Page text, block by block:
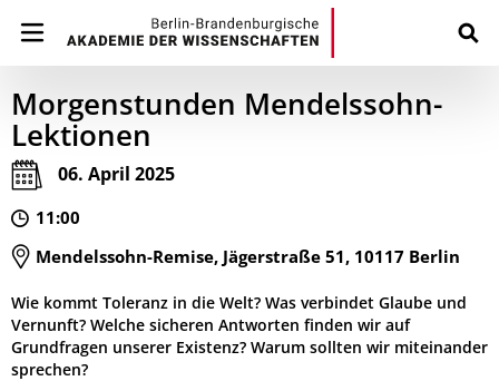
Morgenstunden Mendelssohn-
Lektionen
06. April 2025
11:00
Mendelssohn-Remise, Jägerstraße 51, 10117 Berlin
Wie kommt Toleranz in die Welt? Was verbindet Glaube und
Vernunft? Welche sicheren Antworten finden wir auf
Grundfragen unserer Existenz? Warum sollten wir miteinander
sprechen?